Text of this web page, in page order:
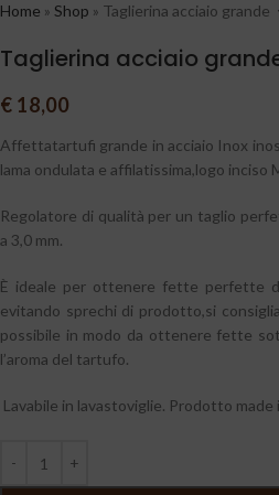
Home » Shop » Taglierina acciaio grande
Taglierina acciaio
€ 18,00
Affettatartufi grande in acciaio Inox
lama ondulata e affilatissima,logo inciso
Regolatore di qualità per un taglio
a 3,0 mm.
È ideale per ottenere fette perfette
evitando sprechi di prodotto,si
possibile in modo da ottenere fette
l’aroma del tartufo.
Lavabile in lavastoviglie. Prodotto made